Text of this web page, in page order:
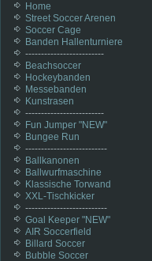
Home
Street Soccer Arenen
Soccer Cage
Banden Hallenturniere
-------------------------
Beachsoccer
Hockeybanden
Messebanden
Kunstrasen
-------------------------
Fun Jumper "NEW"
Bungee Run
--------------------------
Ballkanonen
Ballwurfmaschine
Klassische Torwand
XXL-Tischkicker
--------------------------
Goal Keeper "NEW"
AIR Soccerfield
Billard Soccer
Bubble Soccer